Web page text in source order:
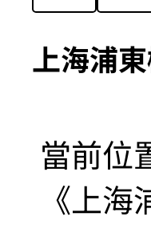
上海浦
當前位
《上